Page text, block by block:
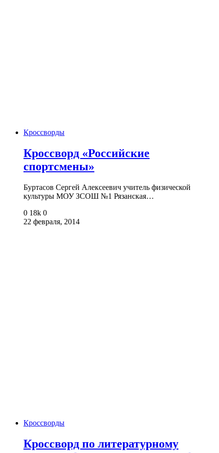
Кроссворды
Кроссворд «Российские
спортсмены»
Буртасов Сергей Алексеевич учитель физической
культуры МОУ ЗСОШ №1 Рязанская…
0 18k 0
22 февраля, 2014
Кроссворды
Кроссворд по литературному